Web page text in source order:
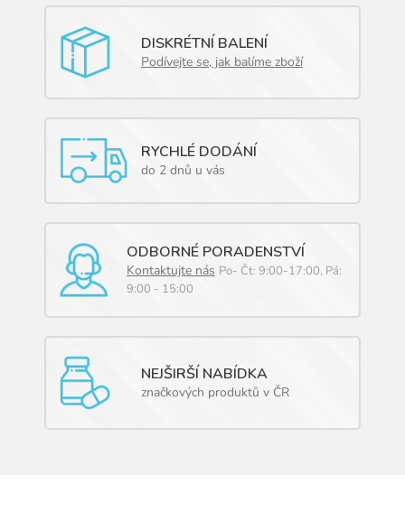
DISKRÉTNÍ BALENÍ
Podívejte se, jak balíme zboží
RYCHLÉ DODÁNÍ
do 2 dnů u vás
ODBORNÉ PORADENSTVÍ
Kontaktujte nás Po- Čt: 9:00-17:00, Pá:
9:00 - 15:00
NEJŠIRŠÍ NABÍDKA
značkových produktů v ČR